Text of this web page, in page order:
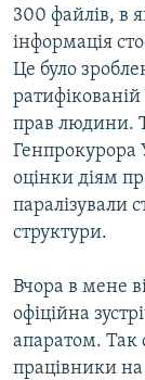
300 файлів, в
інформація
Це було
прав людини.
Генпрокурора
оцінки діям
паралізували
структури.
Вчора в мене
офіційна
апаратом. Так
працівники на